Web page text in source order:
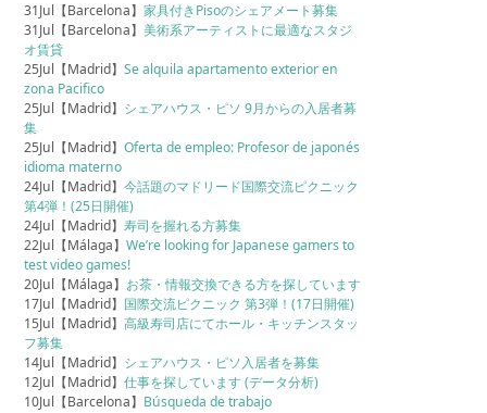
31Jul【Barcelona】家具付きPisoのシェアメート募集
31Jul【Barcelona】美術系アーティストに最適なスタジ
オ賃貸
25Jul【Madrid】Se alquila apartamento exterior en
zona Pacifico
25Jul【Madrid】 シェアハウス・ピソ 9月からの入居者募
集
25Jul【Madrid】Oferta de empleo: Profesor de japonés
idioma materno
24Jul【Madrid】今話題のマドリード国際交流ピクニック
第4弾！(25日開催)
24Jul【Madrid】寿司を握れる方募集
22Jul【Málaga】We’re looking for Japanese gamers to
test video games!
20Jul【Málaga】 お茶・情報交換できる方を探しています
17Jul【Madrid】 国際交流ピクニック 第3弾！(17日開催)
15Jul【Madrid】高級寿司店にてホール・キッチンスタッ
フ募集
14Jul【Madrid】 シェアハウス・ピソ入居者を募集
12Jul【Madrid】仕事を探しています (データ分析)
10Jul【Barcelona】 Búsqueda de trabajo